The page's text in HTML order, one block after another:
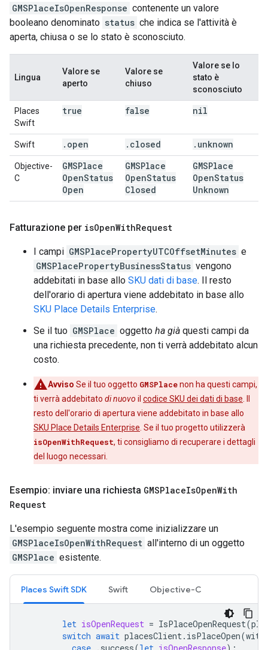
GMSPlaceIsOpenResponse contenente un valore
booleano denominato status che indica se l'attività è
aperta, chiusa o se lo stato è sconosciuto.
Lingua
Valore se
aperto
Valore se
chiuso
Valore se lo
stato è
sconosciuto
Places
Swift
true false nil
Swift . open . closed . unknown
Objective-
C
GMSPlace
OpenStatus
Open
GMSPlace
OpenStatus
Closed
GMSPlace
OpenStatus
Unknown
Fatturazione per isOpenWithRequest
I campi GMSPlacePropertyUTCOffsetMinutes e
GMSPlacePropertyBusinessStatus vengono
addebitati in base allo SKU dati di base. Il resto
dell'orario di apertura viene addebitato in base allo
SKU Place Details Enterprise.
Se il tuo GMSPlace oggetto ha già questi campi da
una richiesta precedente, non ti verrà addebitato alcun
costo.
Avviso Se il tuo oggetto GMSPlacenon ha questi campi,
ti verrà addebitato di nuovo il codice SKU dei dati di base
resto dell'orario di apertura viene addebitato in base allo
SKU Place Details Enterprise . Se il tuo progetto utilizzerà
isOpenWithRequest, ti consigliamo di recuperare i dettagli
del luogo necessari.
Esempio: inviare una richiesta GMSPlaceIsOpenWith
Request
L'esempio seguente mostra come inizializzare un
GMSPlaceIsOpenWithRequest all'interno di un oggetto
GMSPlace esistente.
Places Swift SDK Swift Objective-C
let isOpenRequest = IsPlaceOpenRequest(
switch await placesClient. isPlaceOpen(with